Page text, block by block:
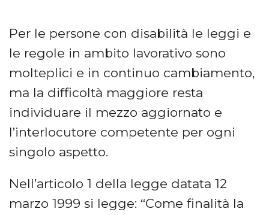
Per le persone con disabilità le leggi e
le regole in ambito lavorativo sono
molteplici e in continuo cambiamento,
ma la difficoltà maggiore resta
individuare il mezzo aggiornato e
l’interlocutore competente per ogni
singolo aspetto.
Nell’articolo 1 della legge datata 12
marzo 1999 si legge: “Come finalità la